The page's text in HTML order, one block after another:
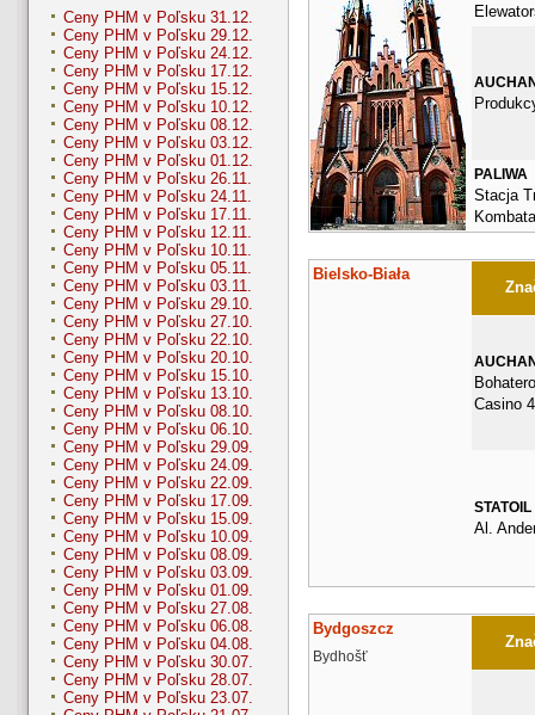
Ceny PHM v Poľsku 31.12.
Ceny PHM v Poľsku 29.12.
Ceny PHM v Poľsku 24.12.
Ceny PHM v Poľsku 17.12.
Ceny PHM v Poľsku 15.12.
Ceny PHM v Poľsku 10.12.
Ceny PHM v Poľsku 08.12.
Ceny PHM v Poľsku 03.12.
Ceny PHM v Poľsku 01.12.
Ceny PHM v Poľsku 26.11.
Ceny PHM v Poľsku 24.11.
Ceny PHM v Poľsku 17.11.
Ceny PHM v Poľsku 12.11.
Ceny PHM v Poľsku 10.11.
Ceny PHM v Poľsku 05.11.
Ceny PHM v Poľsku 03.11.
Ceny PHM v Poľsku 29.10.
Ceny PHM v Poľsku 27.10.
Ceny PHM v Poľsku 22.10.
Ceny PHM v Poľsku 20.10.
Ceny PHM v Poľsku 15.10.
Ceny PHM v Poľsku 13.10.
Ceny PHM v Poľsku 08.10.
Ceny PHM v Poľsku 06.10.
Ceny PHM v Poľsku 29.09.
Ceny PHM v Poľsku 24.09.
Ceny PHM v Poľsku 22.09.
Ceny PHM v Poľsku 17.09.
Ceny PHM v Poľsku 15.09.
Ceny PHM v Poľsku 10.09.
Ceny PHM v Poľsku 08.09.
Ceny PHM v Poľsku 03.09.
Ceny PHM v Poľsku 01.09.
Ceny PHM v Poľsku 27.08.
Ceny PHM v Poľsku 06.08.
Ceny PHM v Poľsku 04.08.
Ceny PHM v Poľsku 30.07.
Ceny PHM v Poľsku 28.07.
Ceny PHM v Poľsku 23.07.
PALIWA
Stacja
Bielsko-Biała
Casino
STATOIL
Al.
Bydgoszcz
Bydhošť